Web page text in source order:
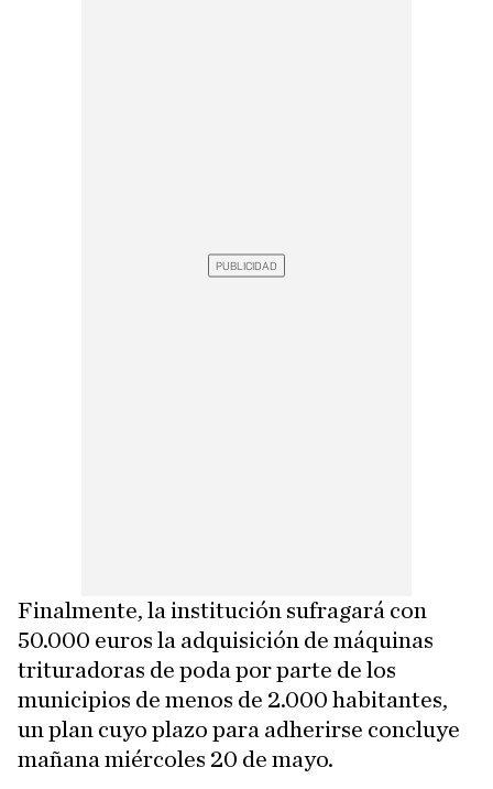
Finalmente, la institución sufragará con
50.000 euros la adquisición de máquinas
trituradoras de poda por parte de los
municipios de menos de 2.000 habitantes,
un plan cuyo plazo para adherirse concluye
mañana miércoles 20 de mayo.